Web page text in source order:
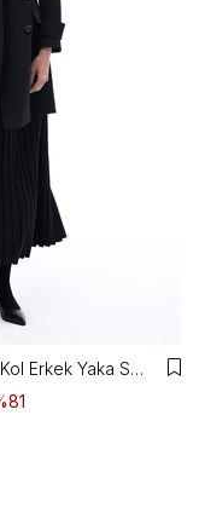
Mona Regular Fit Takma Kol Erkek Yaka Siyah Renk Kadın Kaban